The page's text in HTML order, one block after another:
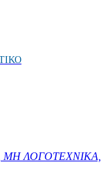
ΛΟΓΟΤΕΧΝΙΚΑ,